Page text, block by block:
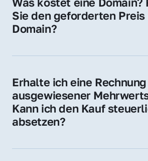
Adressen oder als digitale
Sie den geforderten
Domain?
Domain liegt ein konkreter
unverbindliches Angebot.
Erhalte ich eine
ausgewiesener
Kann ich den Kauf
absetzen?
Für Unternehmen ist der Kauf